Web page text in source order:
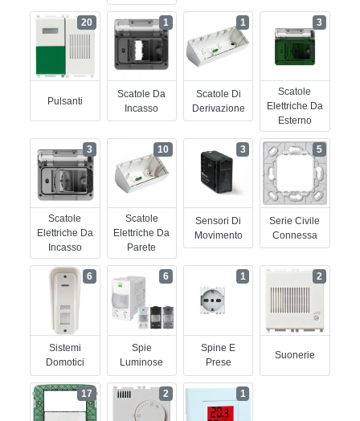
Pulsanti
20
Scatole Da
Incasso
1
Scatole Di
Derivazione
1
Scatole
Elettriche Da
Esterno
3
Scatole
Elettriche Da
Incasso
3
Scatole
Elettriche Da
Parete
10
Sensori Di
Movimento
3
Serie Civile
Connessa
5
Sistemi
Domotici
6
Spie
Luminose
6
Spine E
Prese
1
Suonerie
2
17 2 1